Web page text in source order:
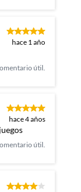
hace 1 año
útil.
hace 4 años
útil.